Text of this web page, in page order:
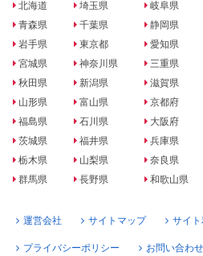
北海道
青森県
岩手県
宮城県
秋田県
山形県
福島県
茨城県
栃木県
群馬県
埼玉県
千葉県
東京都
神奈川県
新潟県
富山県
石川県
福井県
山梨県
長野県
岐阜県
静岡県
愛知県
三重県
滋賀県
京都府
大阪府
兵庫県
奈良県
和歌山県
運営会社 サイトマップ サイ
プライバシーポリシー お問い合わせ